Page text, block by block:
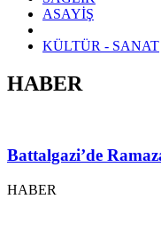
ASAYİŞ
KÜLTÜR - SANAT
HABER
Battalgazi’de
HABER